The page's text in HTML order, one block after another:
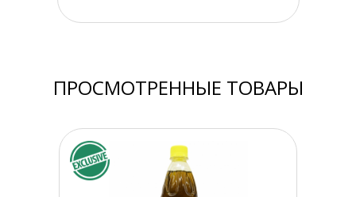
ПРОСМОТРЕННЫЕ ТОВАРЫ